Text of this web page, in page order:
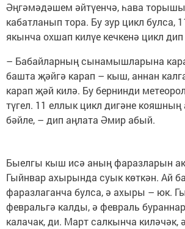
Әңгәмәдәшем әйтүенчә, һава торышы
кабатланып тора. Бу зур цикл булса,
якынча охшап килүе кечкенә цикл дип
– Бабайларның сынамышларына
башта җәйгә карап – кыш, аннан
карап җәй килә. Бу бернинди
түгел. 11 еллык цикл дигәне
бәйле, – дип аңлата Әмир абый.
Быелгы кыш исә аның фаразларын
Гыйнвар ахырында суык көткән. Ай
фаразлаганча булса, ә ахыры – юк.
февральгә калды, ә февраль
калачак, ди. Март салкынча киләчәк,